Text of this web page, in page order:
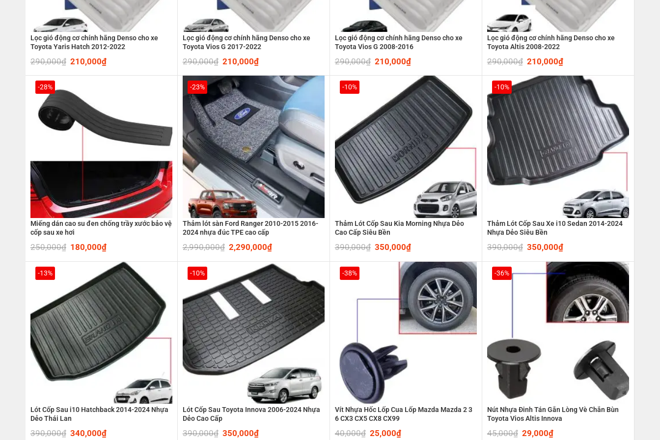
Lọc gió động cơ chính hãng Denso cho xe
Toyota Yaris Hatch 2012-2022
290,000₫ Original
was:
210,000₫Current
is:
Lọc gió động cơ chính hãng Denso cho xe
Toyota Vios G 2017-2022
290,000₫ Original
was:
290,000₫.
210,000₫Current
is:
210,000₫.
Lọc gió động cơ chính hãng Denso cho xe
Toyota Vios G 2008-2016
290,000₫ Original
was:
290,000₫.
210,000₫Current
is:
210,000₫.
Lọc gió động cơ chính hãng Denso cho xe
Toyota Altis 2008-2022
290,000₫ Original
was:
290,000₫.
210,000₫Current
is:
210,000₫.
-28%
Miếng dán cao su đen chống trầy xước bảo vệ
cốp sau xe hơi
250,000₫ Original
was:
250,000₫.
180,000₫Current
is:
180,000₫.
-23%
Thảm lót sàn Ford Ranger 2010-2015 2016-
2024 nhựa đúc TPE cao cấp
2,990,000₫ Original
was:
2,990,000₫.
2,290,000₫Current
is:
2,290,000₫.
-10%
Thảm Lót Cốp Sau Kia Morning Nhựa Dẻo
Cao Cấp Siêu Bền
390,000₫ Original
was:
390,000₫.
350,000₫Current
is:
350,000₫.
-10%
Thảm Lót Cốp Sau Xe i10 Sedan 2014-2024
Nhựa Dẻo Siêu Bền
390,000₫ Original
was:
390,000₫.
350,000₫Current
is:
350,000₫.
-13%
Lót Cốp Sau i10 Hatchback 2014-2024 Nhựa
Dẻo Thái Lan
390,000₫ Original
340,000₫Current
-10%
Lót Cốp Sau Toyota Innova 2006-2024 Nhựa
Dẻo Cao Cấp
390,000₫ Original
350,000₫Current
-38%
Vít Nhựa Hốc Lốp Cua Lốp Mazda Mazda 2 3
6 CX3 CX5 CX8 CX99
40,000₫ Original
25,000₫Current
-36%
Nút Nhựa Đinh Tán Gắn Lòng Vè Chắn Bùn
Toyota Vios Altis Innova
45,000₫ Original
29,000₫Current